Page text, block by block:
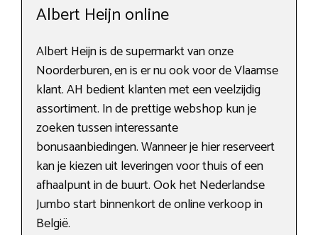
Albert Heijn online
Albert Heijn is de supermarkt van onze
Noorderburen, en is er nu ook voor de Vlaamse
klant. AH bedient klanten met een veelzijdig
assortiment. In de prettige webshop kun je
zoeken tussen interessante
bonusaanbiedingen. Wanneer je hier reserveert
kan je kiezen uit leveringen voor thuis of een
afhaalpunt in de buurt. Ook het Nederlandse
Jumbo start binnenkort de online verkoop in
België.